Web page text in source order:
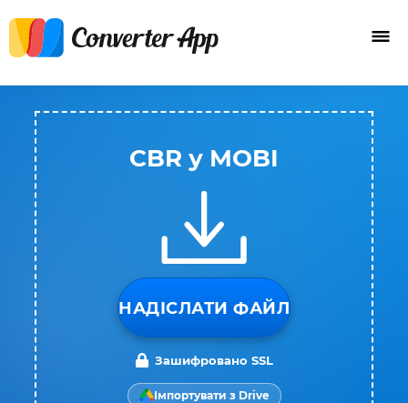
CBR у MOBI
НАДІСЛАТИ ФАЙЛ
Зашифровано SSL
Імпортувати з Drive